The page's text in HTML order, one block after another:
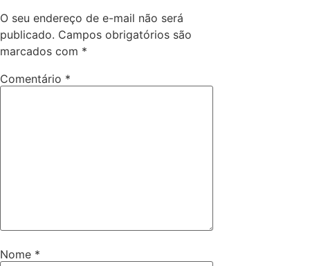
O seu endereço de e-mail não será
publicado. Campos obrigatórios são
marcados com *
Comentário *
Nome *